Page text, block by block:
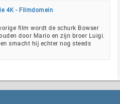
4K - Filmdomein
film wordt de schurk Bowser
door Mario en zijn broer Luigi.
smacht hij echter nog steeds